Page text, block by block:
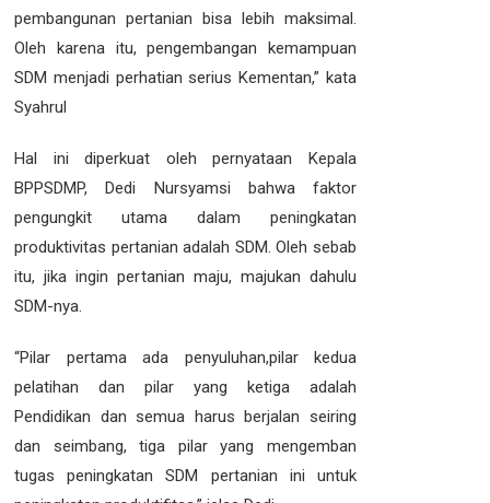
pembangunan pertanian bisa lebih maksimal.
Oleh karena itu, pengembangan kemampuan
SDM menjadi perhatian serius Kementan,” kata
Syahrul
Hal ini diperkuat oleh pernyataan Kepala
BPPSDMP, Dedi Nursyamsi bahwa faktor
pengungkit utama dalam peningkatan
produktivitas pertanian adalah SDM. Oleh sebab
itu, jika ingin pertanian maju, majukan dahulu
SDM-nya.
“Pilar pertama ada penyuluhan,pilar kedua
pelatihan dan pilar yang ketiga adalah
Pendidikan dan semua harus berjalan seiring
dan seimbang, tiga pilar yang mengemban
tugas peningkatan SDM pertanian ini untuk